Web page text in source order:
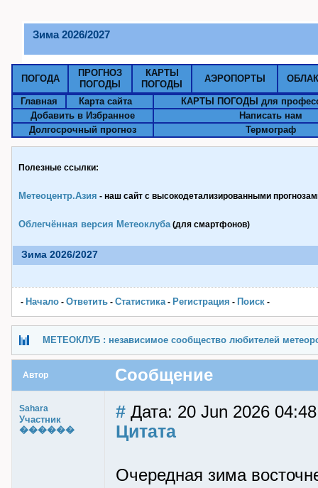
Зима 2026/2027
ПОГОДА
ПРОГНОЗ
ПОГОДЫ
КАРТЫ
ПОГОДЫ
АЭРОПОРТЫ
Главная Карта сайта
КАРТЫ ПОГОДЫ для
Добавить в Избранное
Написать нам
Долгосрочный прогноз
Термограф
Полезные ссылки:
Метеоцентр.Азия - наш сайт с высокодетализированными
Облегчённая версия Метеоклуба(для смартфонов)
Зима 2026/2027
- Начало - Ответить - Статистика- Pегистрация - Поиск -
МЕТЕОКЛУБ : независимое сообщество любителей
Автор Сообщение
Sahara
Участник
������
# Дата: 20 Jun 2026 04:48
Цитата
Очередная зима